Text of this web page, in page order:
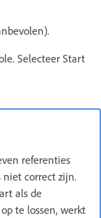
Selecteer Start
referenties
correct zijn.
als de
te lossen, werkt